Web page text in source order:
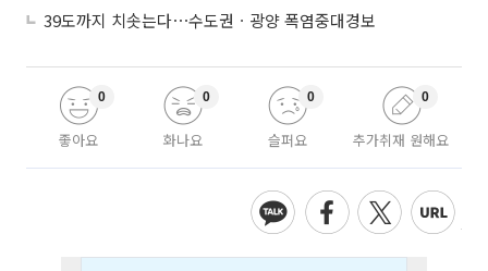
39도까지 치솟는다⋯수도권ㆍ광양 폭염중대경보
좋아요
0
화나요
0
슬퍼요
0
추가취재 원해요
0